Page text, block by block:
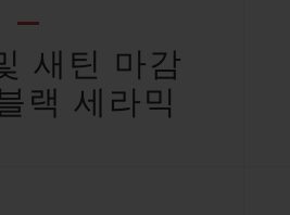
새틴 마감
랙 세라믹